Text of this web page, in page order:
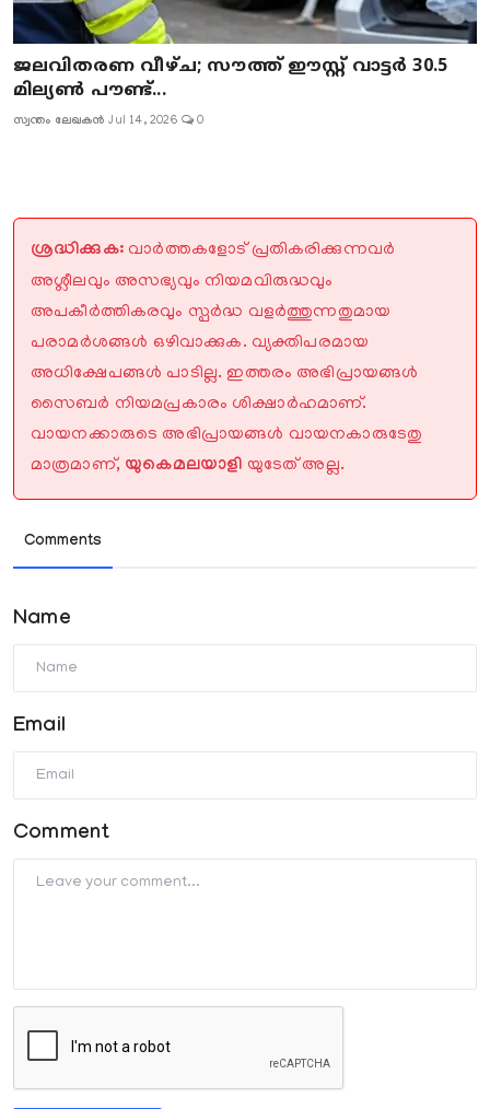
ജലവിതരണ വീഴ്ച; സൗത്ത് ഈസ്റ്റ് വാട്ടർ 30.5
മില്യൺ പൗണ്ട്...
സ്വന്തം ലേഖകൻ Jul 14, 2026 0
ശ്രദ്ധിക്കുക: വാർത്തകളോട് പ്രതികരിക്കുന്നവർ
അശ്ലീലവും അസഭ്യവും നിയമവിരുദ്ധവും
അപകീർത്തികരവും സ്പർദ്ധ വളർത്തുന്നതുമായ
പരാമർശങ്ങൾ ഒഴിവാക്കുക. വ്യക്തിപരമായ
അധിക്ഷേപങ്ങൾ പാടില്ല. ഇത്തരം അഭിപ്രായങ്ങൾ
സൈബർ നിയമപ്രകാരം ശിക്ഷാർഹമാണ്.
വായനക്കാരുടെ അഭിപ്രായങ്ങൾ വായനകാരുടേതു
മാത്രമാണ്, യുകെമലയാളി യുടേത് അല്ല.
Comments
Name
Email
Comment